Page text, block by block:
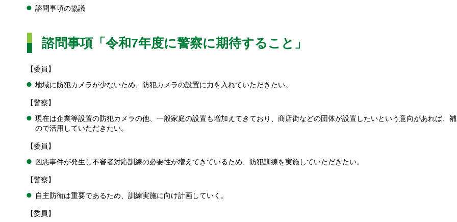
諮問事項の協議
諮問事項「令和7年度に警察に期待すること」
【委員】
地域に防犯カメラが少ないため、防犯カメラの設置に力を入れていただきたい。
【警察】
現在は企業等設置の防犯カメラの他、一般家庭の設置も増加えてきており、商店街などの団体が設置したいという意向があれば、
ので活用していただきたい。
【委員】
凶悪事件が発生し不審者対応訓練の必要性が増えてきているため、防犯訓練を実施していただきたい。
【警察】
自主防衛は重要であるため、訓練実施に向け計画していく。
【委員】